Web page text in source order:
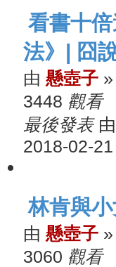
看書十
法》| 囧
由 懸壺子 »
3448 觀看
最後發表 由
2018-02-
林肯與
由 懸壺子 »
3060 觀看